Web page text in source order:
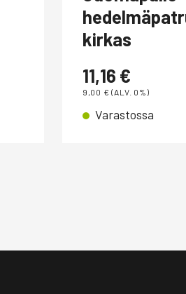
kirkas
11,16 €
9,00 € (ALV. 0%)
Varastossa